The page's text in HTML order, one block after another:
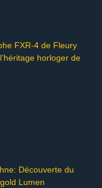
FXR-4 de Fleury
horloger de
Découverte du
Lumen